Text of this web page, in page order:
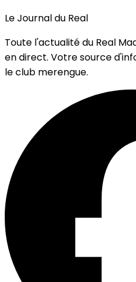
Le Journal du Real
Toute l'actualité du Real
en direct. Votre source
le club merengue.